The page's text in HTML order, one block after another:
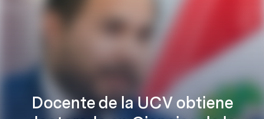
Docente de la UCV obtiene